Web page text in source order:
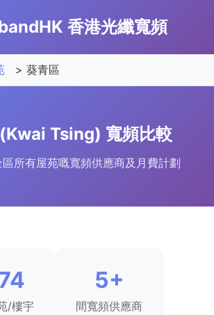
香港光纖寬頻
> 葵青區
Tsing) 寬頻比較
所有屋苑嘅寬頻供應商及月費計劃
/樓宇
5+
間寬頻供應商